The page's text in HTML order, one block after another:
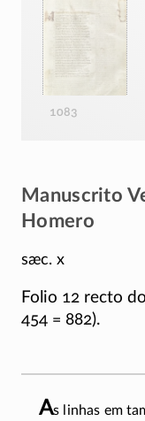
1083
Manuscrito
Homero
sæc. x
Folio 12 recto do
454 = 882).
As linhas em